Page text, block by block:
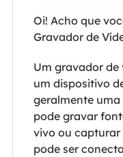
Oi! Acho que
Gravador de
Um gravador
um dispositivo
geralmente uma
pode gravar
vivo ou
pode ser